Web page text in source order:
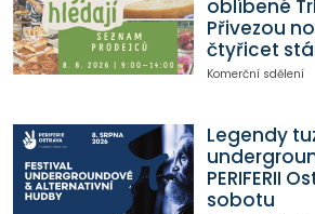
oblíbené
Přivezou
čtyřicet
Komerční sdělení
Legendy
PERIFERII
sobotu